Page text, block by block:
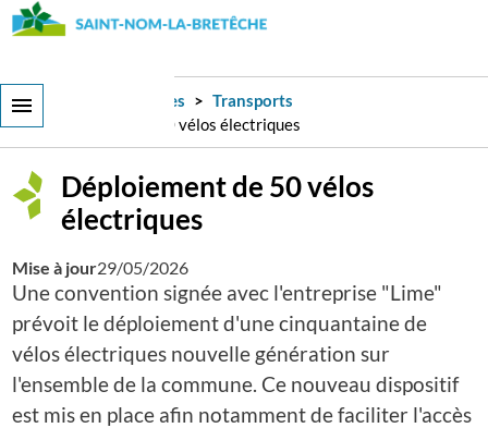
Aller
principal
Services et démarches
Transports
Déploiement de 50 vélos électriques
Déploiement de 50 vélos
électriques
Mise à jour29/05/2026
Une convention signée avec l'entreprise "Lime"
prévoit le déploiement d'une cinquantaine de
vélos électriques nouvelle génération sur
l'ensemble de la commune. Ce nouveau dispositif
est mis en place afin notamment de faciliter l'accès